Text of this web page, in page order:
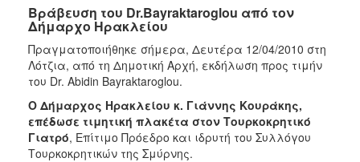
2022
2021
2020
2018
2017
Βράβευση του Dr.Bayraktaroglou από τον
Δήμαρχο Ηρακλείου
Πραγματοποιήθηκε σήμερα, Δευτέρα 12/04/2010 στη
Λότζια, από τη Δημοτική Αρχή, εκδήλωση προς τιμήν
του Dr. Abidin Bayraktaroglou.
Ο Δήμαρχος Ηρακλείου κ. Γιάννης Κουράκης,
επέδωσε τιμητική πλακέτα στον Τουρκοκρητικό
Γιατρό, Επίτιμο Πρόεδρο και ιδρυτή του Συλλόγου
Τουρκοκρητικών της Σμύρνης.